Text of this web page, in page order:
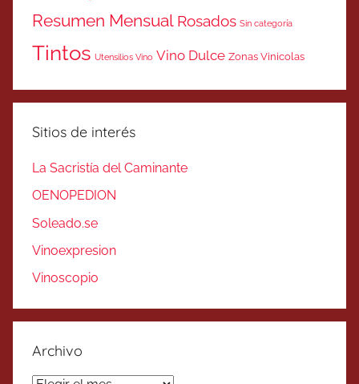
Resumen Mensual Rosados Sin categoría
Tintos Utensilios Vino Vino Dulce Zonas Vinicolas
Sitios de interés
La Sacristía del Caminante
OENOPEDION
Soleado.se
Vinoexpresion
Vinoscopio
Archivo